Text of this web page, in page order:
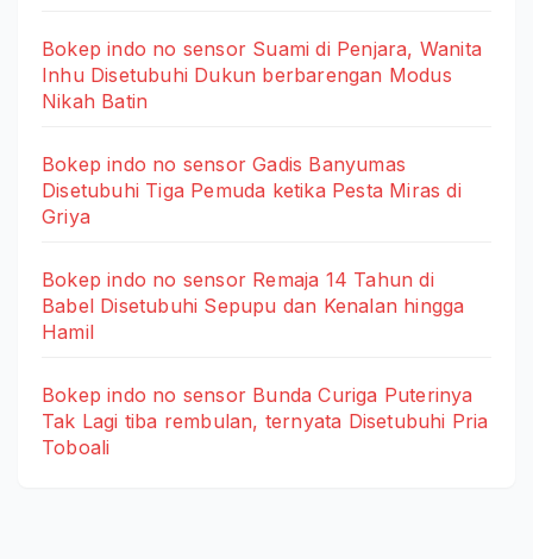
Bokep indo no sensor Suami di Penjara, Wanita
Inhu Disetubuhi Dukun berbarengan Modus
Nikah Batin
Bokep indo no sensor Gadis Banyumas
Disetubuhi Tiga Pemuda ketika Pesta Miras di
Griya
Bokep indo no sensor Remaja 14 Tahun di
Babel Disetubuhi Sepupu dan Kenalan hingga
Hamil
Bokep indo no sensor Bunda Curiga Puterinya
Tak Lagi tiba rembulan, ternyata Disetubuhi Pria
Toboali